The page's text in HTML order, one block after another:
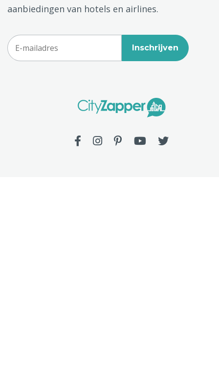
aanbiedingen van hotels en airlines.
Inschrijven